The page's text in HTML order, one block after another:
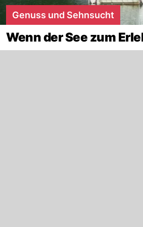
Genuss und Sehnsucht
Wenn der See zum